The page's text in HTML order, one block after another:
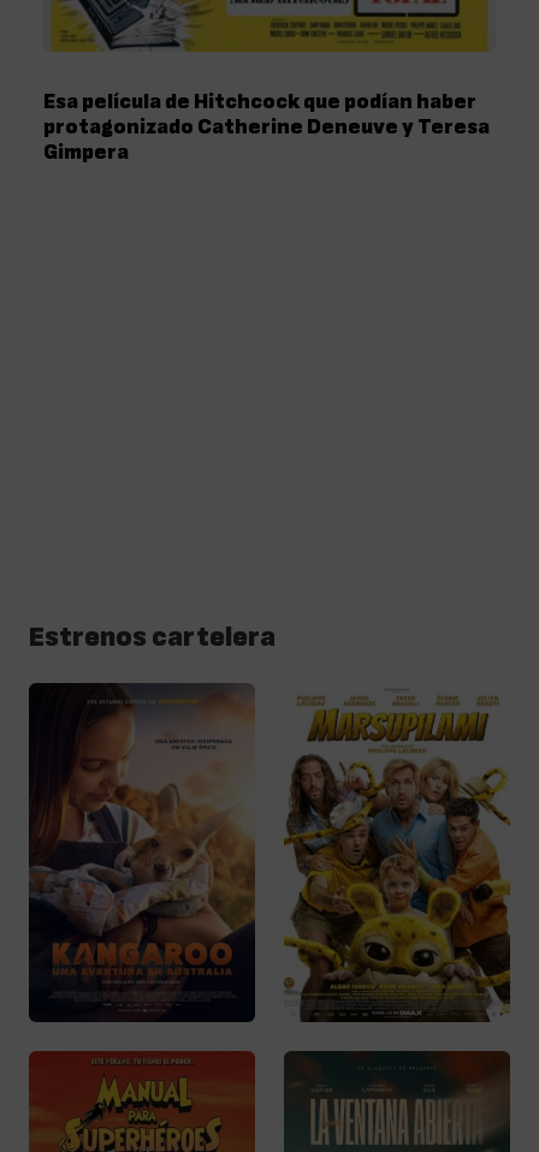
Esa película de Hitchcock que podían haber
protagonizado Catherine Deneuve y Teresa
Gimpera
Estrenos cartelera